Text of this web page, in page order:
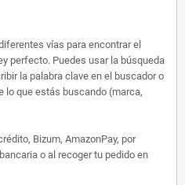
vías para encontrar el
perfecto. Puedes usar la búsqueda
la palabra clave en el buscador o
que estás buscando (marca,
Bizum, AmazonPay, por
o al recoger tu pedido en